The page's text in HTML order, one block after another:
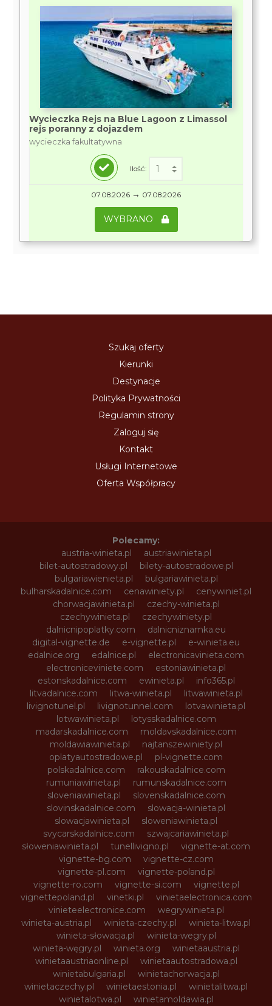
Wycieczka Rejs na Blue Lagoon z Limassol
rejs poranny z dojazdem
wycieczka fakultatywna
Ilość:
07.08.2026 → 07.08.2026
WYBRANO
Szukaj oferty
Kierunki
Destynacje
Polityka Prywatności
Regulamin strony
Zaloguj się
Kontakt
Usługi Internetowe
Oferta Współpracy
Polecamy:
austria-winieta.pl
austriawinieta.pl
bilet-autostradowy.pl
bilety-autostradowe.pl
bulgariawienieta.pl
bulgariawinieta.pl
bulharskadalnice.com
cenawiniety.pl
cenywiniet.pl
chorwacjawinieta.pl
czechy-winieta.pl
czechywinieta.pl
czechywiniety.pl
dalnicnipoplatky.com
dalnicniznamka.eu
digital-vignette.de
e-vignette.pl
e-winieta.eu
edalnice.org
edalnice.pl
electronicavinieta.com
electroniceviniete.com
estoniawinieta.pl
estonskadalnice.com
ewinieta.pl
info365.pl
litvadalnice.com
litwa-winieta.pl
litwawinieta.pl
livignotunel.pl
livignotunnel.com
lotvawinieta.pl
lotwawinieta.pl
lotysskadalnice.com
madarskadalnice.com
moldavskadalnice.com
moldawiawinieta.pl
najtanszewiniety.pl
oplatyautostradowe.pl
pl-vignette.com
polskadalnice.com
rakouskadalnice.com
rumuniawinieta.pl
rumunskadalnice.com
sloveniawinieta.pl
slovenskadalnice.com
slovinskadalnice.com
slowacja-winieta.pl
slowacjawinieta.pl
sloweniawinieta.pl
svycarskadalnice.com
szwajcariawinieta.pl
słoweniawinieta.pl
tunellivigno.pl
vignette-at.com
vignette-bg.com
vignette-cz.com
vignette-pl.com
vignette-poland.pl
vignette-ro.com
vignette-si.com
vignette.pl
vignettepoland.pl
vinetki.pl
vinietaelectronica.com
vinieteelectronice.com
wegrywinieta.pl
winieta-austria.pl
winieta-czechy.pl
winieta-litwa.pl
winieta-słowacja.pl
winieta-wegry.pl
winieta-węgry.pl
winieta.org
winietaaustria.pl
winietaaustriaonline.pl
winietaautostradowa.pl
winietabulgaria.pl
winietachorwacja.pl
winietaczechy.pl
winietaestonia.pl
winietalitwa.pl
winietalotwa.pl
winietamoldawia.pl